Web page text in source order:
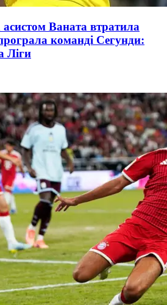
Ваната втратила
команді Сегунди:
Ліги